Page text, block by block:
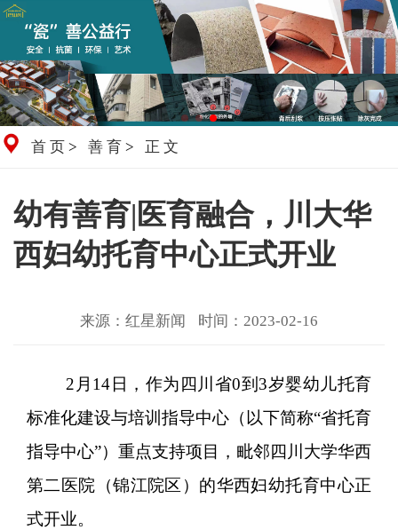
首页 > 善育 > 正文
幼有善育|医育融合，川大华
西妇幼托育中心正式开业
来源：红星新闻 时间：2023-02-16
2月14日，作为四川省0到3岁婴幼儿托育
标准化建设与培训指导中心（以下简称“省托育
指导中心”）重点支持项目，毗邻四川大学华西
第二医院（锦江院区）的华西妇幼托育中心正
式开业。